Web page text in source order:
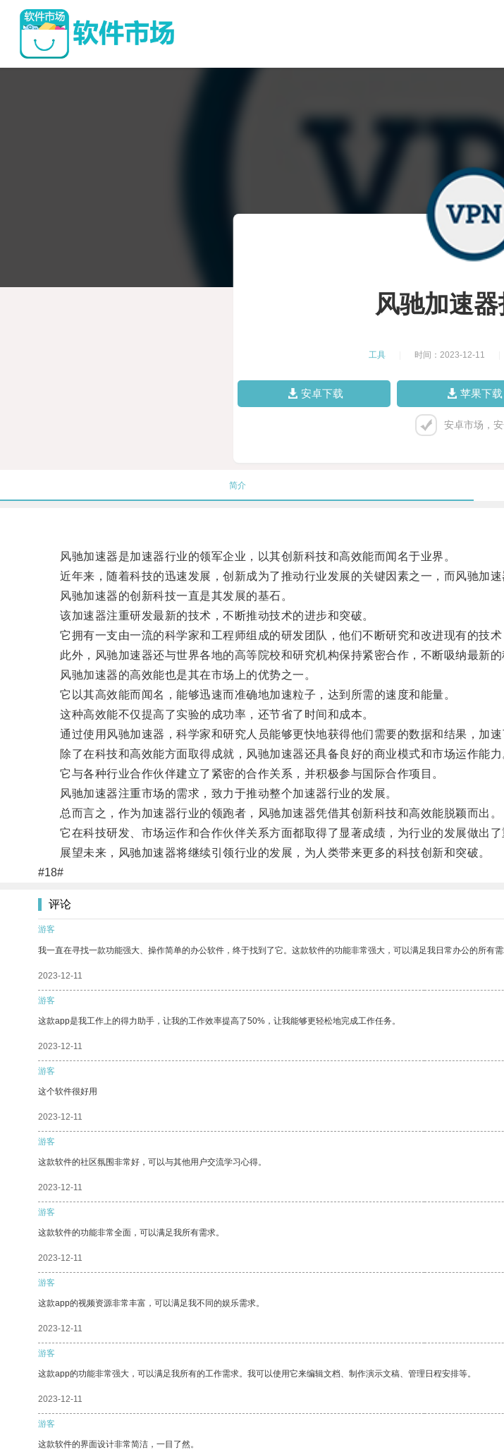
风驰加速
工具 时间：2023-12-11
安卓下载 苹果下载
安卓市场，
简介
风驰加速器是加速器行业的领军企业，以其创新科技和高效能而闻名于业界。
近年来，随着科技的迅速发展，创新成为了推动行业发展的关键因素之一，而风驰加速
风驰加速器的创新科技一直是其发展的基石。
该加速器注重研发最新的技术，不断推动技术的进步和突破。
它拥有一支由一流的科学家和工程师组成的研发团队，他们不断研究和改进现有的技术
此外，风驰加速器还与世界各地的高等院校和研究机构保持紧密合作，不断吸纳最新的
风驰加速器的高效能也是其在市场上的优势之一。
它以其高效能而闻名，能够迅速而准确地加速粒子，达到所需的速度和能量。
这种高效能不仅提高了实验的成功率，还节省了时间和成本。
通过使用风驰加速器，科学家和研究人员能够更快地获得他们需要的数据和结果，加速
除了在科技和高效能方面取得成就，风驰加速器还具备良好的商业模式和市场运作能力
它与各种行业合作伙伴建立了紧密的合作关系，并积极参与国际合作项目。
风驰加速器注重市场的需求，致力于推动整个加速器行业的发展。
总而言之，作为加速器行业的领跑者，风驰加速器凭借其创新科技和高效能脱颖而出。
它在科技研发、市场运作和合作伙伴关系方面都取得了显著成绩，为行业的发展做出了
展望未来，风驰加速器将继续引领行业的发展，为人类带来更多的科技创新和突破。
#18#
评论
游客
我一直在寻找一款功能强大、操作简单的办公软件，终于找到了它。这款软件的功能非常强大，可以满足我日常办公的所有
2023-12-11
游客
这款app是我工作上的得力助手，让我的工作效率提高了50%，让我能够更轻松地完成工作任务。
2023-12-11
游客
这个软件很好用
2023-12-11
游客
这款软件的社区氛围非常好，可以与其他用户交流学习心得。
2023-12-11
游客
这款软件的功能非常全面，可以满足我所有需求。
2023-12-11
游客
这款app的视频资源非常丰富，可以满足我不同的娱乐需求。
2023-12-11
游客
这款app的功能非常强大，可以满足我所有的工作需求。我可以使用它来编辑文档、制作演示文稿、管理日程安排等。
2023-12-11
游客
这款软件的界面设计非常简洁，一目了然。